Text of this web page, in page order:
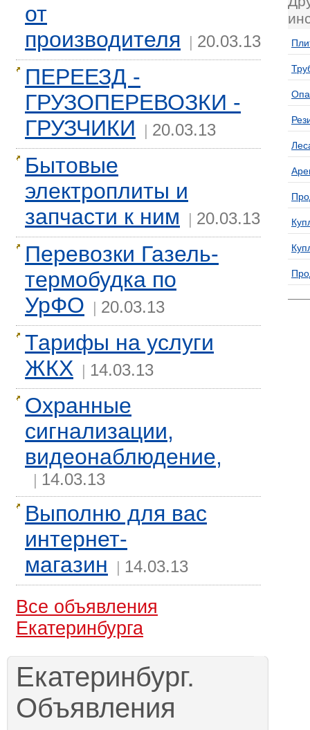
от
производителя | 20.03.13
ПЕРЕЕЗД -
ГРУЗОПЕРЕВОЗКИ -
ГРУЗЧИКИ | 20.03.13
Бытовые
электроплиты и
запчасти к ним | 20.03.13
Перевозки Газель-
термобудка по
УрФО | 20.03.13
Тарифы на услуги
ЖКХ | 14.03.13
Охранные
сигнализации,
видеонаблюдение,
| 14.03.13
Выполню для вас
интернет-
магазин | 14.03.13
Все объявления
Екатеринбурга
Екатеринбург.
Объявления